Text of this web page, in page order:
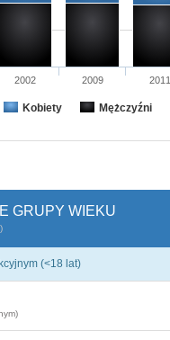
Kobiety Mężczyźni
2002 2009 2011
GRUPY WIEKU
(<18 lat)